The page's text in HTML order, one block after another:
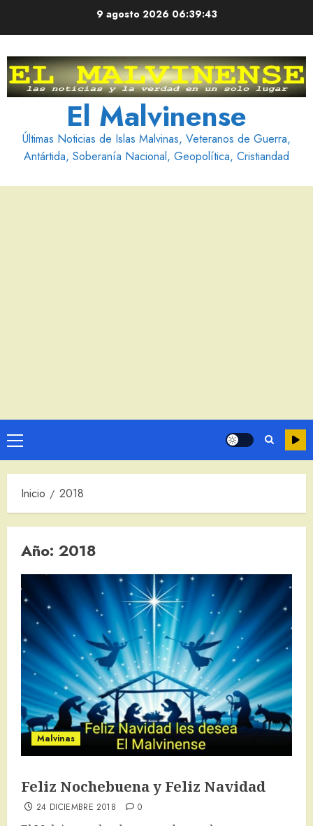
9 agosto 2026 06:39:44
El Malvinense
Últimas Noticias de Islas Malvinas, Veteranos de Guerra,
Antártida, Soberanía Nacional, Geopolítica, Cristiandad
Menú
principal
Inicio 2018
Año: 2018
Malvinas
Feliz Nochebuena y Feliz Navidad
24 DICIEMBRE 2018 0